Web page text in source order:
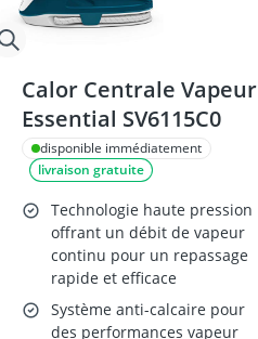
Calor Centrale Vapeur
Essential SV6115C0
disponible immédiatement
livraison gratuite
Technologie haute pression
offrant un débit de vapeur
continu pour un repassage
rapide et efficace
Système anti-calcaire pour
des performances vapeur